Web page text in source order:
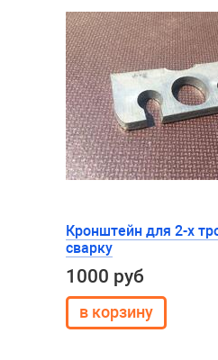
Кронштейн для 2-х
сварку
1000 руб